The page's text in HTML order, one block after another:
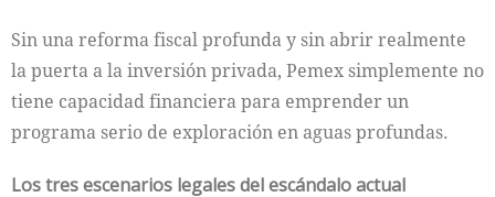
Sin una reforma fiscal profunda y sin abrir realmente
la puerta a la inversión privada, Pemex simplemente no
tiene capacidad financiera para emprender un
programa serio de exploración en aguas profundas.
Los tres escenarios legales del escándalo actual